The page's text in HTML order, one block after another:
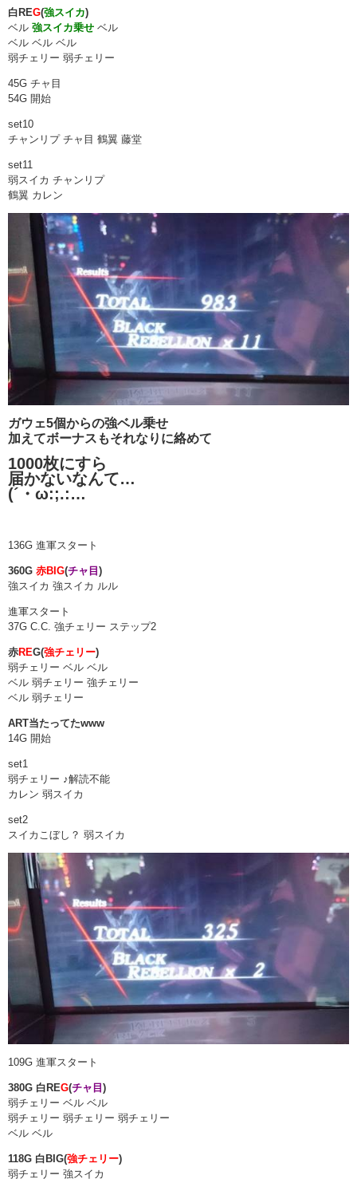
白REG(強スイカ)
ベル 強スイカ乗せ ベル
ベル ベル ベル
弱チェリー 弱チェリー
45G チャ目
54G 開始
set10
チャンリプ チャ目 鶴翼 藤堂
set11
弱スイカ チャンリプ
鶴翼 カレン
ガウェ5個からの強ベル乗せ
加えてボーナスもそれなりに絡めて
1000枚にすら
届かないなんて…
(´・ω:;.:…
136G 進軍スタート
360G 赤BIG(チャ目 )
強スイカ 強スイカ ルル
進軍スタート
37G C.C. 強チェリー ステップ2
赤REG(強チェリー)
弱チェリー ベル ベル
ベル 弱チェリー 強チェリー
ベル 弱チェリー
ART当たってたwww
14G 開始
set1
弱チェリー ♪解読不能
カレン 弱スイカ
set2
スイカこぼし？ 弱スイカ
109G 進軍スタート
380G 白REG(チャ目 )
弱チェリー ベル ベル
弱チェリー 弱チェリー 弱チェリー
ベル ベル
118G 白BIG(強チェリー)
弱チェリー 強スイカ